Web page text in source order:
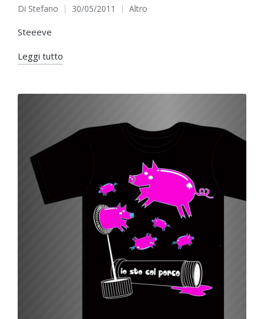
Pubblicato
da
Di Stefano 30/05/2011
Pubblicato
Altro
Steeeve
Leggi tutto